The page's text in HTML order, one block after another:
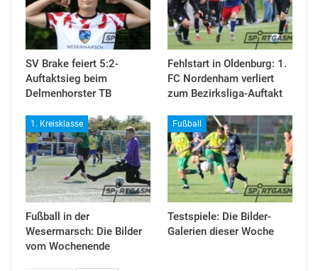
SV Brake feiert 5:2-
Auftaktsieg beim
Delmenhorster TB
Fehlstart in Oldenburg: 1.
FC Nordenham verliert
zum Bezirksliga-Auftakt
1. Kreisklasse
Fußball in der
Wesermarsch: Die Bilder
vom Wochenende
Fußball
Testspiele: Die Bilder-
Galerien dieser Woche